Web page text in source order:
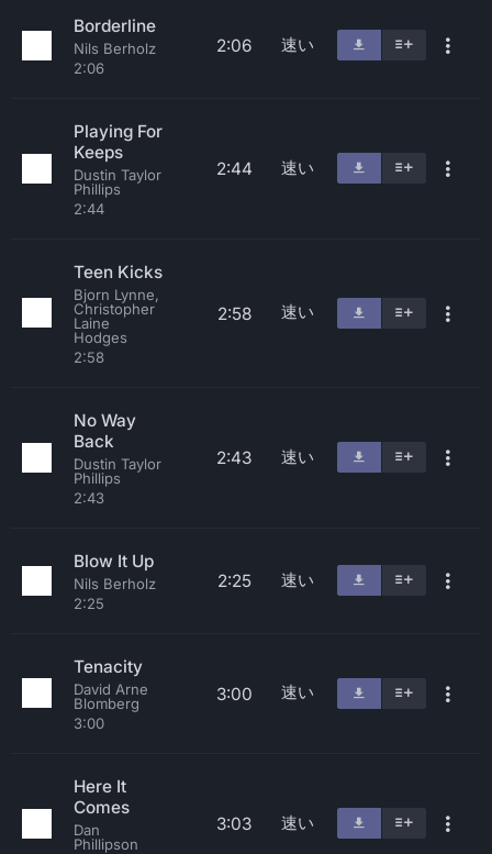
Borderline
Nils Berholz
2:06
2:06 速い
Playing For
Keeps
Dustin Taylor
Phillips
2:44
2:44 速い
Teen Kicks
Bjorn Lynne,
Christopher
Laine
Hodges
2:58
2:58 速い
No Way
Back
Dustin Taylor
Phillips
2:43
2:43 速い
Blow It Up
Nils Berholz
2:25
2:25 速い
Tenacity
David Arne
Blomberg
3:00
3:00 速い
Here It
Comes
Dan
Phillipson
3:03 速い